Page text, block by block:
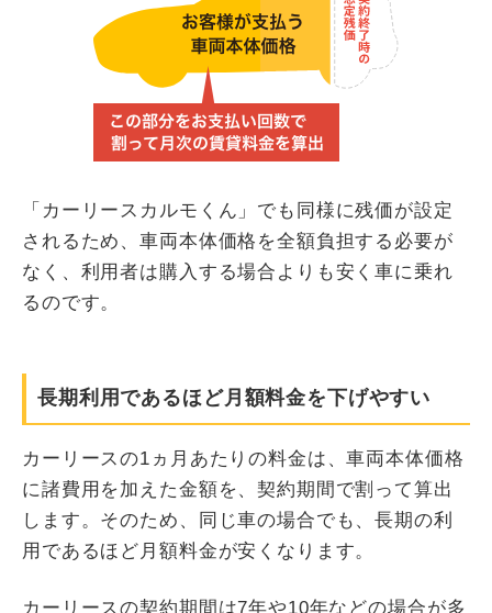
「カーリースカルモくん」でも同様に残価が設定
されるため、車両本体価格を全額負担する必要が
なく、利用者は購入する場合よりも安く車に乗れ
るのです。
長期利用であるほど月額料金を下げやすい
カーリースの1ヵ月あたりの料金は、車両本体価格
に諸費用を加えた金額を、契約期間で割って算出
します。そのため、同じ車の場合でも、長期の利
用であるほど月額料金が安くなります。
カーリースの契約期間は7年や10年などの場合が多